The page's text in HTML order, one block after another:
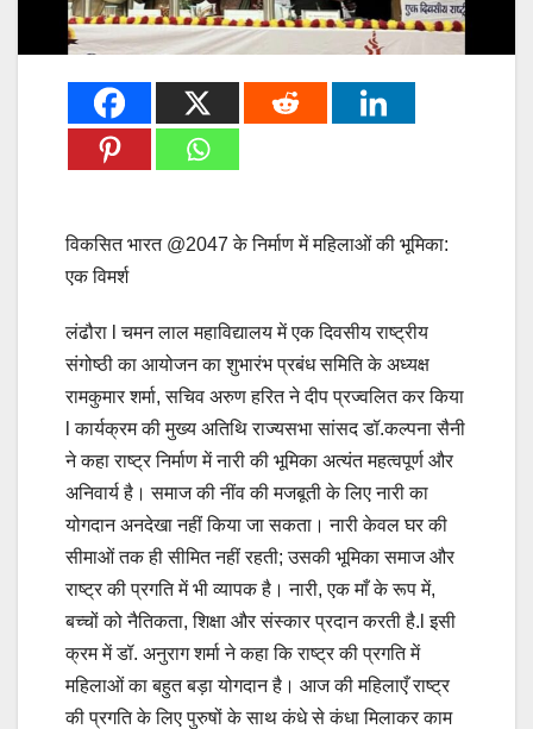
विकसित भारत @2047 के निर्माण में महिलाओं की भूमिका:
एक विमर्श
लंढौरा l चमन लाल महाविद्यालय में एक दिवसीय राष्ट्रीय
संगोष्ठी का आयोजन का शुभारंभ प्रबंध समिति के अध्यक्ष
रामकुमार शर्मा, सचिव अरुण हरित ने दीप प्रज्वलित कर किया
l कार्यक्रम की मुख्य अतिथि राज्यसभा सांसद डॉ.कल्पना सैनी
ने कहा राष्ट्र निर्माण में नारी की भूमिका अत्यंत महत्वपूर्ण और
अनिवार्य है। समाज की नींव की मजबूती के लिए नारी का
योगदान अनदेखा नहीं किया जा सकता। नारी केवल घर की
सीमाओं तक ही सीमित नहीं रहती; उसकी भूमिका समाज और
राष्ट्र की प्रगति में भी व्यापक है। नारी, एक माँ के रूप में,
बच्चों को नैतिकता, शिक्षा और संस्कार प्रदान करती है.l इसी
क्रम में डॉ. अनुराग शर्मा ने कहा कि राष्ट्र की प्रगति में
महिलाओं का बहुत बड़ा योगदान है। आज की महिलाएँ राष्ट्र
की प्रगति के लिए पुरुषों के साथ कंधे से कंधा मिलाकर काम